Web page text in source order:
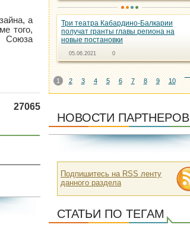
а
того,
Союза
27065
Три театра Кабардино-Балкарии
получат гранты главы региона на
новые постановки
05.06.2021 0
1 2 3 4 5 6 7 8 9 10
НОВОСТИ ПАРТНЕРОВ
Подпишитесь на RSS ленту
данного раздела
СТАТЬИ ПО ТЕГАМ